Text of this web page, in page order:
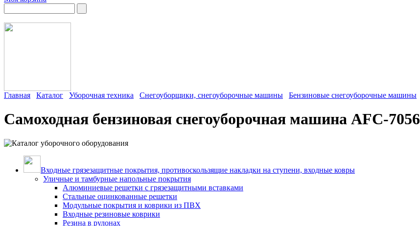
Главная Каталог Уборочная техника Снегоуборщики, снегоуборочные машины Бензиновые снегоуборочные машины
Самоходная бензиновая снегоуборочная машина AFC-7056
Входные грязезащитные покрытия, противоскользящие накладки на ступени, входные ковры
Уличные и тамбурные напольные покрытия
Алюминиевые решетки с грязезащитными вставками
Стальные оцинкованные решетки
Модульные покрытия и коврики из ПВХ
Входные резиновые коврики
Резина в рулонах